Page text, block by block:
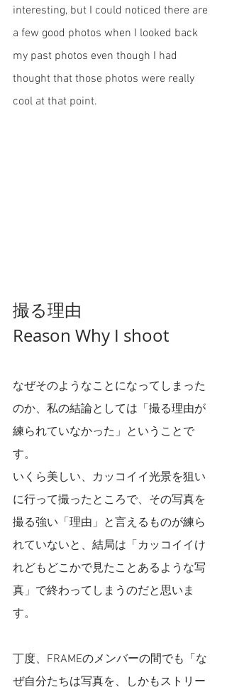
interesting, but I could noticed there are
a few good photos when I looked back
my past photos even though I had
thought that those photos were really
cool at that point.
撮る理由
Reason Why I shoot
なぜそのようなことになってしまった
のか、私の結論としては「撮る理由が
練られていなかった」ということで
す。
いくら美しい、カッコイイ光景を狙い
に行って撮ったところで、その写真を
撮る強い「理由」と言えるものが練ら
れていないと、結局は「カッコイイけ
れどもどこかで見たことあるような写
真」で終わってしまうのだと思いま
す。
丁度、FRAMEのメンバーの間でも「な
ぜ自分たちは写真を、しかもストリー